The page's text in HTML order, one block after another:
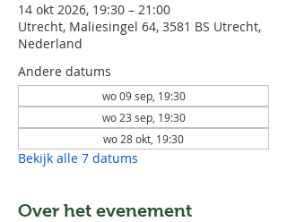
14 okt 2026, 19:30 – 21:00
Utrecht, Maliesingel 64, 3581 BS Utrecht,
Nederland
Andere datums
wo 09 sep, 19:30
wo 23 sep, 19:30
wo 28 okt, 19:30
Bekijk alle 7 datums
Over het evenement